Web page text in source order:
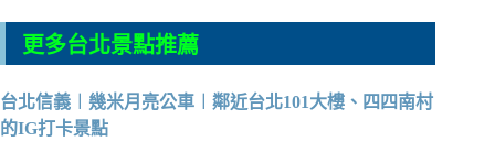
更多台北景點推薦
台北信義︱幾米月亮公車︱鄰近台北101大樓、四四南村
的IG打卡景點